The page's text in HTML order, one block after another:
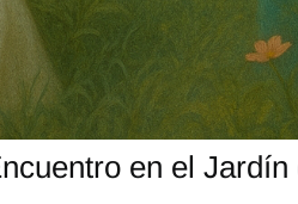
en el Jardín